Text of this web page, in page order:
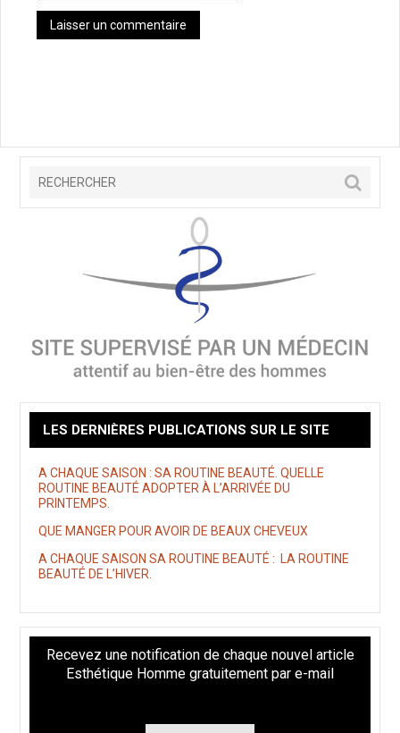
LES DERNIÈRES PUBLICATIONS SUR LE SITE
A CHAQUE SAISON : SA ROUTINE BEAUTÉ. QUELLE
ROUTINE BEAUTÉ ADOPTER À L’ARRIVÉE DU
PRINTEMPS.
QUE MANGER POUR AVOIR DE BEAUX CHEVEUX
A CHAQUE SAISON SA ROUTINE BEAUTÉ : LA ROUTINE
BEAUTÉ DE L’HIVER.
Recevez une notification de chaque nouvel article
Esthétique Homme gratuitement par e-mail